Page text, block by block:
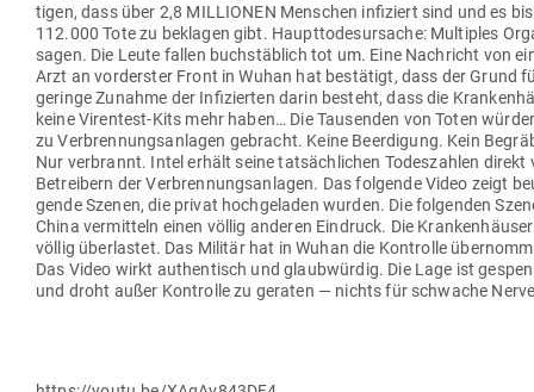
tigen, dass über 2,8 MIL­LIONEN Men­schen infi­ziert sind und es
112.000 Tote zu beklagen gibt. Haupt­to­des­ur­sache: Mul­tiples
sagen. Die Leute fallen buch­stäblich tot um. Eine Nach­richt von
Arzt an vor­derster Front in Wuhan hat bestätigt, dass der Grund
geringe Zunahme der Infi­zierten darin besteht, dass die
keine Virentest-Kits mehr haben… Die Tau­senden von Toten
zu Ver­bren­nungs­an­lagen gebracht. Keine Beer­digung. Kein
Nur ver­brannt. Intel erhält seine tat­säch­lichen Todes­zahlen direkt
Betreibern der Ver­bren­nungs­an­lagen. Das fol­gende Video zeigt
gende Szenen, die privat hoch­ge­laden wurden. Die fol­genden
China ver­mitteln einen völlig anderen Ein­druck. Die
völlig über­lastet. Das Militär hat in Wuhan die Kon­trolle
Das Video wirkt authen­tisch und glaub­würdig. Die Lage ist
und droht außer Kon­trolle zu geraten — nichts für schwache